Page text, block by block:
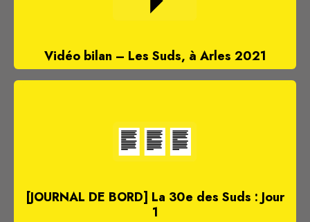
Vidéo bilan – Les Suds, à Arles 2021
[JOURNAL DE BORD] La 30e des Suds : Jour
1